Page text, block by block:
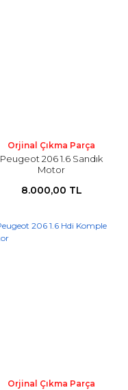
Orjinal Çıkma Parça
Peugeot 206 1.6 Sandık
Motor
8.000,00 TL
Orjinal Çıkma Parça